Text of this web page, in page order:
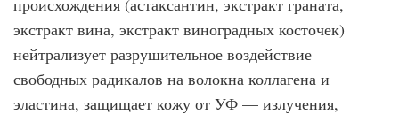
происхождения (астаксантин, экстракт граната,
экстракт вина, экстракт виноградных косточек)
нейтрализует разрушительное воздействие
свободных радикалов на волокна коллагена и
эластина, защищает кожу от УФ — излучения,